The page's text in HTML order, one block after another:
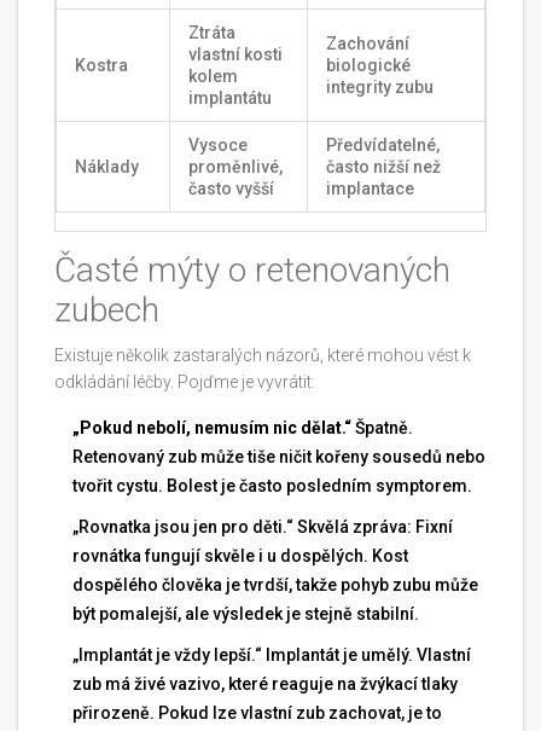
Kostra
Ztráta
vlastní kosti
kolem
implantátu
Zachování
biologické
integrity zubu
Náklady
Vysoce
proměnlivé,
často vyšší
Předvídatelné,
často nižší než
implantace
Časté mýty o retenovaných
zubech
Existuje několik zastaralých názorů, které mohou vést k
odkládání léčby. Pojďme je vyvrátit:
„Pokud nebolí, nemusím nic dělat.“Špatně.
Retenovaný zub může tiše ničit kořeny sousedů nebo
tvořit cystu. Bolest je často posledním symptorem.
„Rovnatka jsou jen pro děti.“ Skvělá zpráva: Fixní
rovnátka fungují skvěle i u dospělých. Kost
dospělého člověka je tvrdší, takže pohyb zubu může
být pomalejší, ale výsledek je stejně stabilní.
„Implantát je vždy lepší.“ Implantát je umělý. Vlastní
zub má živé vazivo, které reaguje na žvýkací tlaky
přirozeně. Pokud lze vlastní zub zachovat, je to